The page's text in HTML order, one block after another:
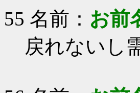
55 名前： お前
戻れないし